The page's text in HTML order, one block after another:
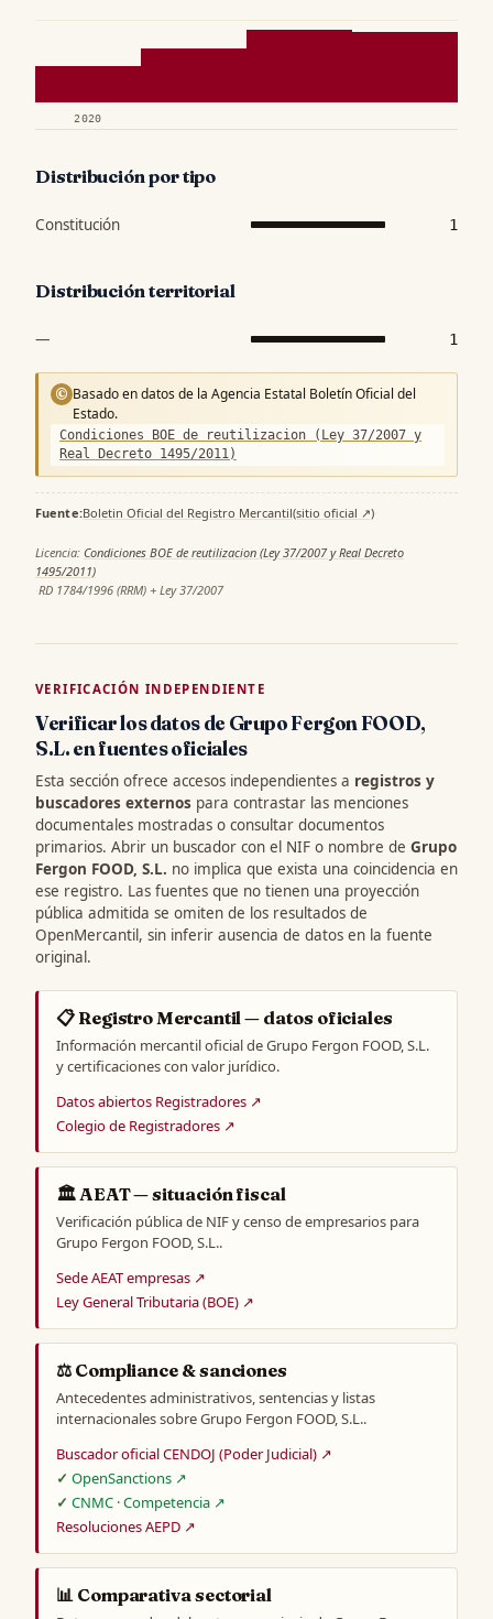
2020
Distribución por tipo
Constitución 1
Distribución territorial
— 1
© Basado en datos de la Agencia Estatal Boletín Oficial del
Estado.
Condiciones BOE de reutilizacion (Ley 37/2007 y
Real Decreto 1495/2011)
Fuente:Boletin Oficial del Registro Mercantil(sitio oficial ↗)·
Licencia: Condiciones BOE de reutilizacion (Ley 37/2007 y Real Decreto
1495/2011)
·RD 1784/1996 (RRM) + Ley 37/2007
VERIFICACIÓN INDEPENDIENTE
Verificar los datos de Grupo Fergon FOOD,
S.L. en fuentes oficiales
Esta sección ofrece accesos independientes a registros y
buscadores externos para contrastar las menciones
documentales mostradas o consultar documentos
primarios. Abrir un buscador con el NIF o nombre de Grupo
Fergon FOOD, S.L. no implica que exista una coincidencia en
ese registro. Las fuentes que no tienen una proyección
pública admitida se omiten de los resultados de
OpenMercantil, sin inferir ausencia de datos en la fuente
original.
📋 Registro Mercantil — datos oficiales
Información mercantil oficial de Grupo Fergon FOOD, S.L.
y certificaciones con valor jurídico.
Datos abiertos Registradores ↗
Colegio de Registradores ↗
🏛️ AEAT — situación fiscal
Verificación pública de NIF y censo de empresarios para
Grupo Fergon FOOD, S.L..
Sede AEAT empresas ↗
Ley General Tributaria (BOE) ↗
⚖️ Compliance & sanciones
Antecedentes administrativos, sentencias y listas
internacionales sobre Grupo Fergon FOOD, S.L..
Buscador oficial CENDOJ (Poder Judicial) ↗
OpenSanctions ↗
CNMC · Competencia ↗
Resoluciones AEPD ↗
📊 Comparativa sectorial